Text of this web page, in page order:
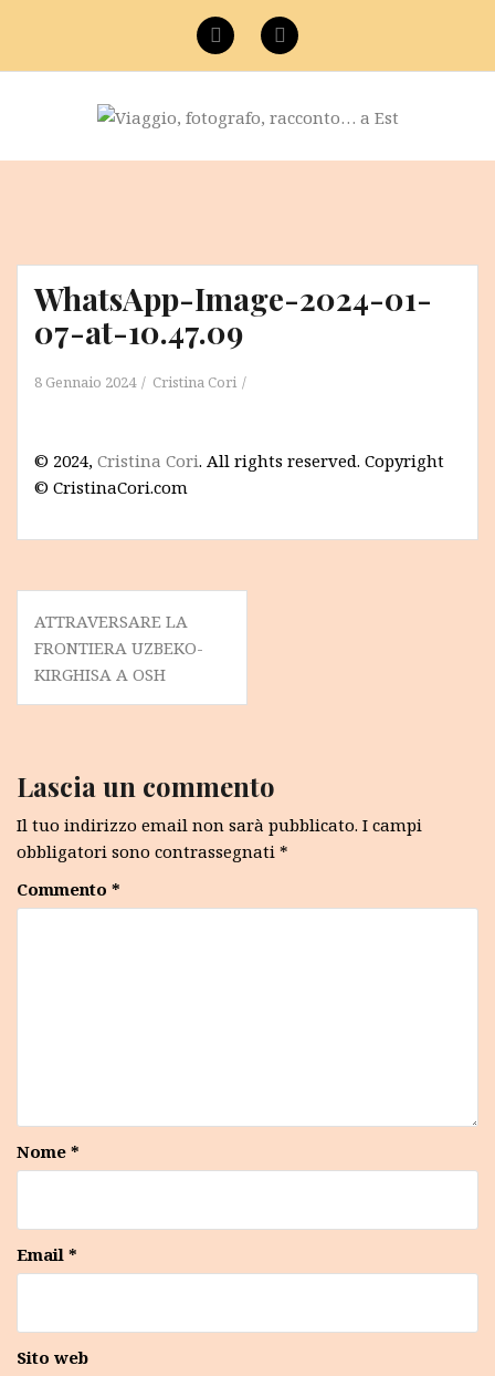
contenuto
FacebookInstagram
WhatsApp-Image-2024-01-
07-at-10.47.09
8 Gennaio 2024 Cristina Cori
© 2024, Cristina Cori. All rights reserved. Copyright
© CristinaCori.com
Navigazione
articoli
ATTRAVERSARE LA
FRONTIERA UZBEKO-
KIRGHISA A OSH
Lascia un commento
Il tuo indirizzo email non sarà pubblicato. I campi
obbligatori sono contrassegnati *
Commento *
Nome *
Email *
Sito web